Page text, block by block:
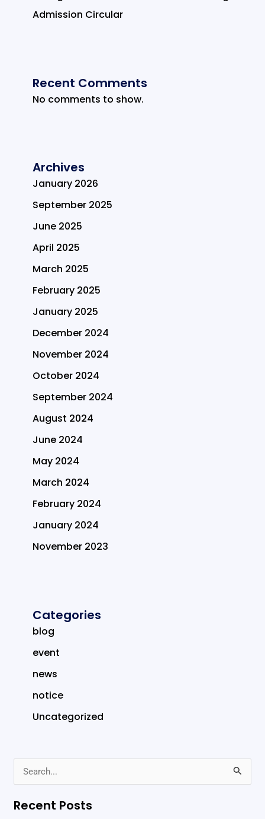
Admission Circular
Recent Comments
No comments to show.
Archives
January 2026
September 2025
June 2025
April 2025
March 2025
February 2025
January 2025
December 2024
November 2024
October 2024
September 2024
August 2024
June 2024
May 2024
March 2024
February 2024
January 2024
November 2023
Categories
blog
event
news
notice
Uncategorized
a
Recent Posts